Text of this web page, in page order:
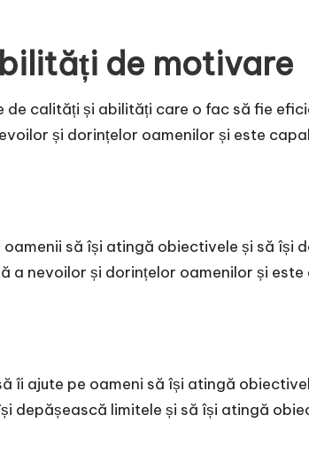
de motivare
calități și abilități care o fac să fie
și dorințelor oamenilor și este
să își atingă obiectivele și să își
a nevoilor și dorințelor oamenilor și
îi ajute pe oameni să își atingă
depășească limitele și să își atingă